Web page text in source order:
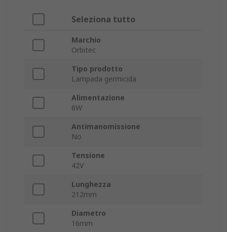
Seleziona tutto
Marchio
Orbitec
Tipo prodotto
Lampada germicida
Alimentazione
6W
Antimanomissione
No
Tensione
42V
Lunghezza
212mm
Diametro
16mm